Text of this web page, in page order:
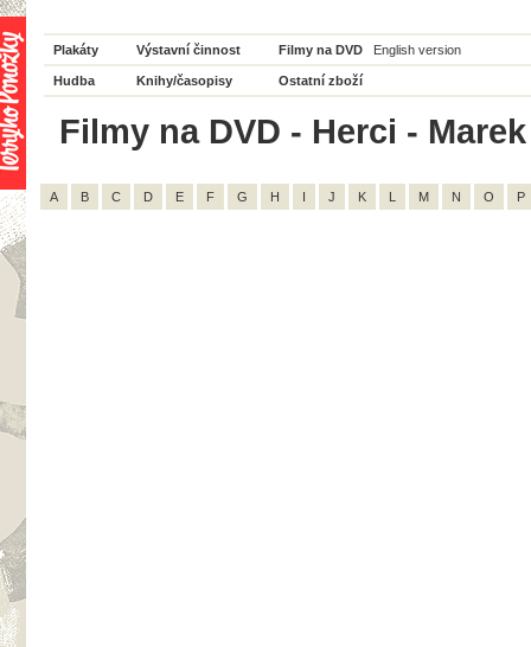
Plakáty Výstavní činnost Filmy na DVD English version
Hudba Knihy/časopisy Ostatní zboží
Filmy na DVD - Herci -
A B C D E F G H I J K L M N O P